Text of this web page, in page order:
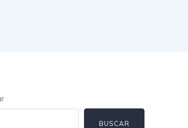
BUSCAR